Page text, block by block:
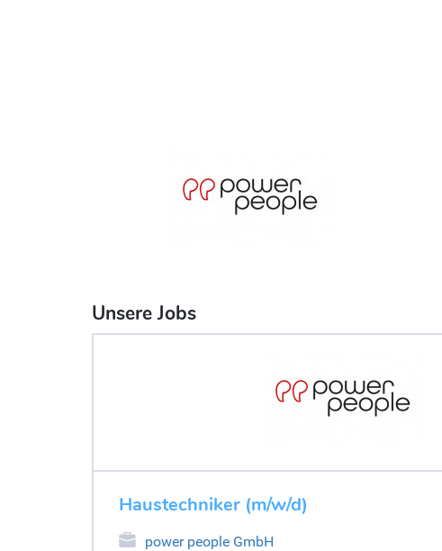
Unsere Jobs
Haustechniker (m/w/d)
power people GmbH